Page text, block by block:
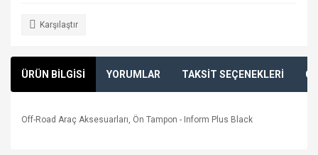
Karşılaştır
ÜRÜN BİLGİSİ YORUMLAR TAKSİT SEÇENEKLERİ
Off-Road Araç Aksesuarları, Ön Tampon - Inform Plus Black